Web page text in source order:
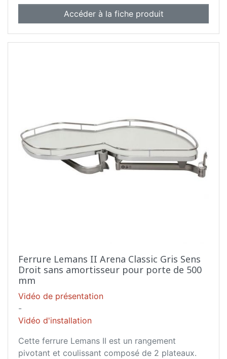
Accéder à la fiche produit
Ferrure Lemans II Arena Classic Gris Sens
Droit sans amortisseur pour porte de 500
mm
Vidéo de présentation
-
Vidéo d'installation
Cette ferrure Lemans II est un rangement
pivotant et coulissant composé de 2 plateaux.